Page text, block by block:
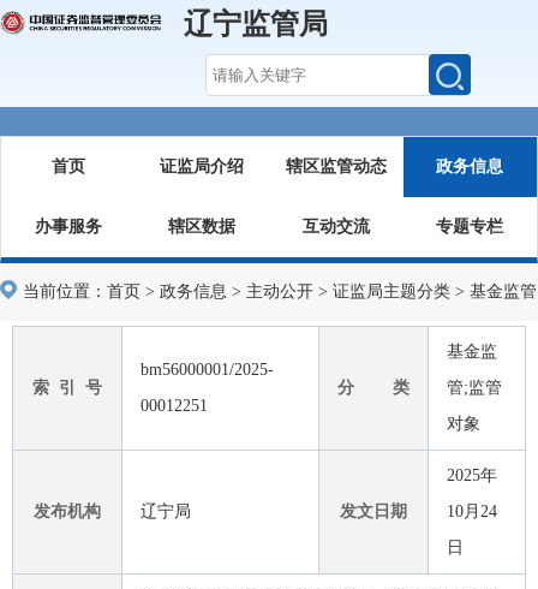
辽宁监管局
首页 证监局介绍 辖区监管动态 政务信息
办事服务 辖区数据 互动交流 专题专栏
当前位置： 首页 > 政务信息 > 主动公开 > 证监局主题分类 > 基金监管
索 引 号
bm56000001/2025-
00012251
分 类
基金监
管;监管
对象
发布机构 辽宁局 发文日期
2025年
10月24
日